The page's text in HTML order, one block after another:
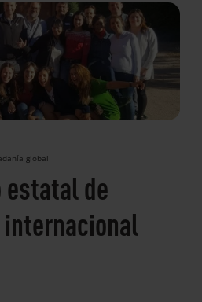
global
estatal de